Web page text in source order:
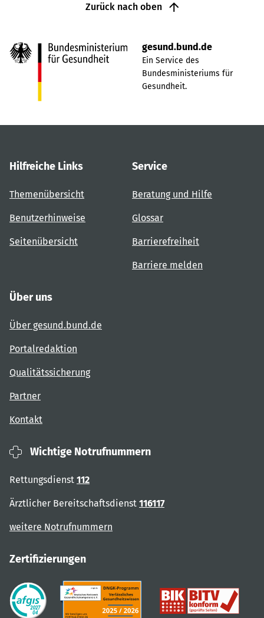
Zurück nach oben
gesund.bund.de
Ein Service des
Bundesministeriums für
Gesundheit.
Hilfreiche Links
Themenübersicht
Benutzerhinweise
Seitenübersicht
Service
Beratung und Hilfe
Glossar
Barrierefreiheit
Barriere melden
Über uns
Über gesund.bund.de
Portalredaktion
Qualitätssicherung
Partner
Kontakt
Wichtige Notrufnummern
Rettungsdienst 112
Ärztlicher Bereitschaftsdienst 116117
weitere Notrufnummern
Zertifizierungen